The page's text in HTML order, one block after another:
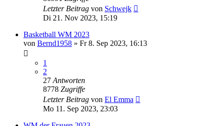
Letzter Beitrag von Schwejk
Di 21. Nov 2023, 15:19
Basketball WM 2023
von Bernd1958 » Fr 8. Sep 2023, 16:13
1
2
27 Antworten
8778 Zugriffe
Letzter Beitrag von El Emma
Mo 11. Sep 2023, 23:03